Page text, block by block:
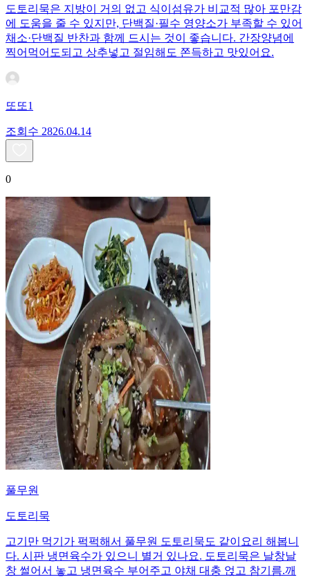
도토리묵은 지방이 거의 없고 식이섬유가 비교적 많아 포만감
에 도움을 줄 수 있지만, 단백질·필수 영양소가 부족할 수 있어
채소·단백질 반찬과 함께 드시는 것이 좋습니다. 간장양념에
찍어먹어도되고 상추넣고 절임해도 쫀득하고 맛있어요.
또또1
조회수 2826.04.14
0
풀무원
도토리묵
고기만 먹기가 퍽퍽해서 풀무원 도토리묵도 같이요리 해봅니
다. 시판 냉면육수가 있으니 별거 있나요. 도토리묵은 날창날
창 썰어서 놓고 냉면육수 부어주고 야채 대충 얹고 참기름.깨